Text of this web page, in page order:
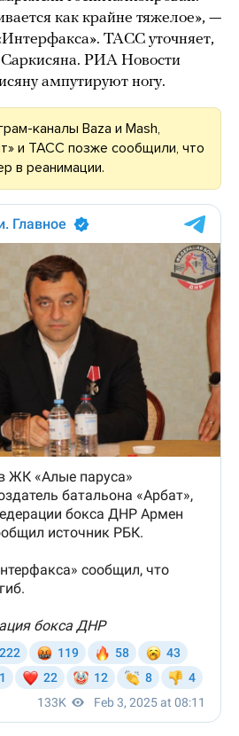
как крайне тяжелое», —
ТАСС уточняет,
Саркисяна. РИА Новости
ампутируют ногу.
каналы Baza и Mash,
и ТАСС позже сообщили, что
в реанимации.